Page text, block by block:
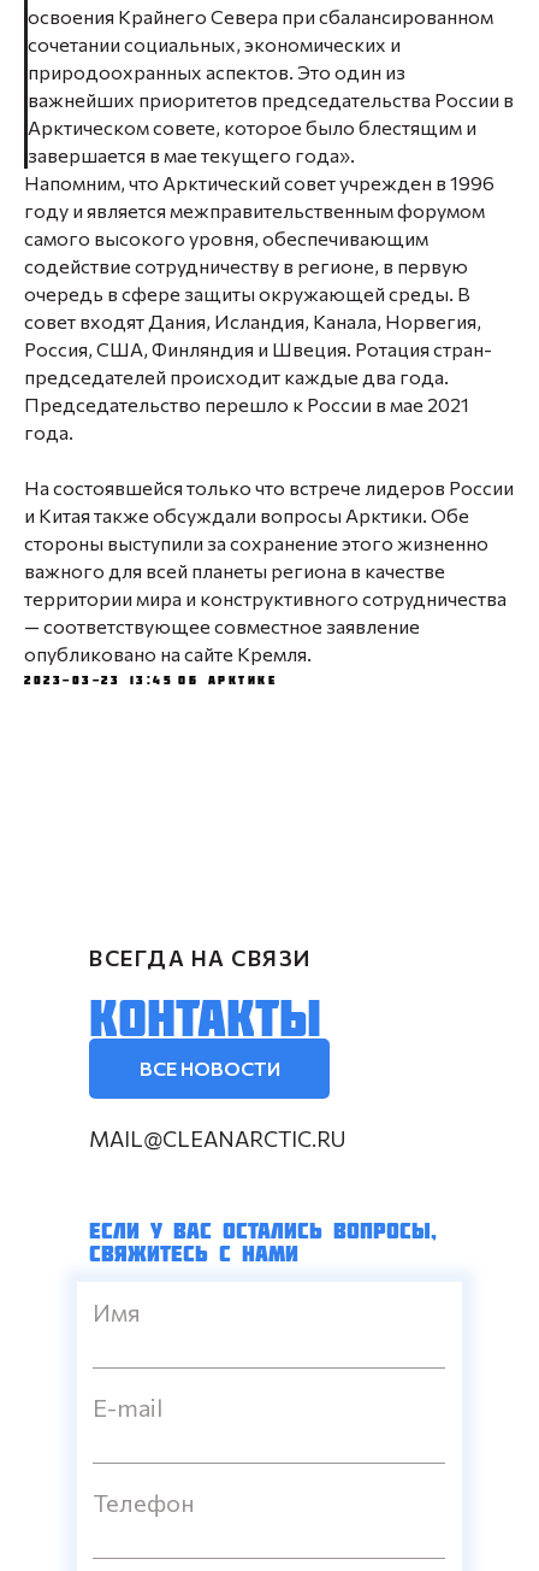
освоения Крайнего Севера при сбалансированном
сочетании социальных, экономических и
природоохранных аспектов. Это один из
важнейших приоритетов председательства России в
Арктическом совете, которое было блестящим и
завершается в мае текущего года».
Напомним, что Арктический совет учрежден в 1996
году и является межправительственным форумом
самого высокого уровня, обеспечивающим
содействие сотрудничеству в регионе, в первую
очередь в сфере защиты окружающей среды. В
совет входят Дания, Исландия, Канала, Норвегия,
Россия, США, Финляндия и Швеция. Ротация стран-
председателей происходит каждые два года.
Председательство перешло к России в мае 2021
года.
На состоявшейся только что встрече лидеров России
и Китая также обсуждали вопросы Арктики. Обе
стороны выступили за сохранение этого жизненно
важного для всей планеты региона в качестве
территории мира и конструктивного сотрудничества
— соответствующее совместное заявление
опубликовано на сайте Кремля.
2023-03-23 13:45 Об Арктике
ВСЕ НОВОСТИ
КОНТАКТЫ
ВСЕГДА НА СВЯЗИ
ЕСЛИ У ВАС ОСТАЛИСЬ ВОПРОСЫ,
СВЯЖИТЕСЬ С НАМИ
Имя
E-mail
Телефон
MAIL@CLEANARCTIC.RU